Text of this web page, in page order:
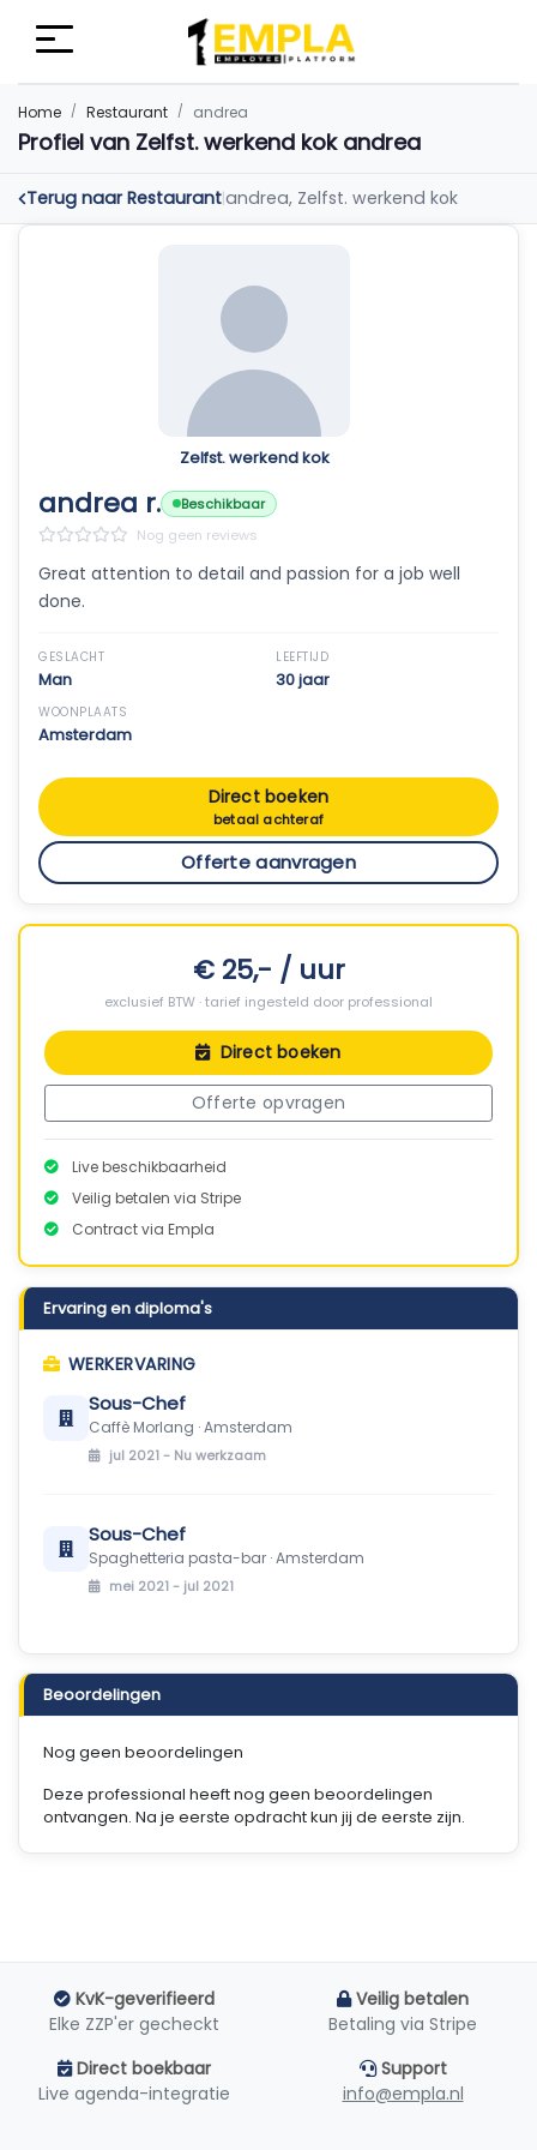
Home Restaurant andrea
Profiel van Zelfst. werkend kok andrea
Terug naar Restaurant|andrea, Zelfst. werkend kok
Zelfst. werkend kok
andrea r.
Beschikbaar
Nog geen reviews
Great attention to detail and passion for a job well
done.
GESLACHT
Man
LEEFTIJD
30 jaar
WOONPLAATS
Amsterdam
Direct boeken
betaal achteraf
Offerte aanvragen
€ 25,- / uur
exclusief BTW · tarief ingesteld door professional
Direct boeken
Offerte opvragen
Live beschikbaarheid
Veilig betalen via Stripe
Contract via Empla
Ervaring en diploma's
WERKERVARING
Sous-Chef
Caffè Morlang · Amsterdam
jul 2021 - Nu werkzaam
Sous-Chef
Spaghetteria pasta-bar · Amsterdam
mei 2021 - jul 2021
Beoordelingen
Nog geen beoordelingen
Deze professional heeft nog geen beoordelingen
ontvangen. Na je eerste opdracht kun jij de eerste zijn.
KvK-geverifieerd
Elke ZZP'er gecheckt
Veilig betalen
Betaling via Stripe
Direct boekbaar
Live agenda-integratie
Support
info@empla.nl